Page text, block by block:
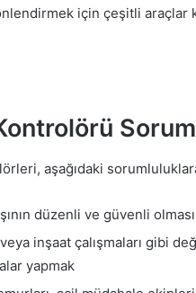
için çeşitli araçlar
aşağıdaki
düzenli ve güvenli
inşaat çalışmaları gibi
yapmak